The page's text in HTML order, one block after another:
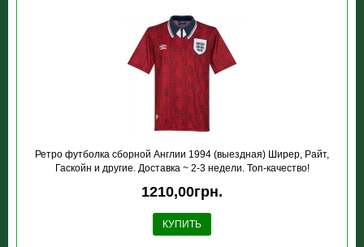
Ретро футболка сборной Англии 1994 (выездная) Ширер, Райт,
Гаскойн и другие. Доставка ~ 2-3 недели. Топ-качество!
1210,00грн.
КУПИТЬ